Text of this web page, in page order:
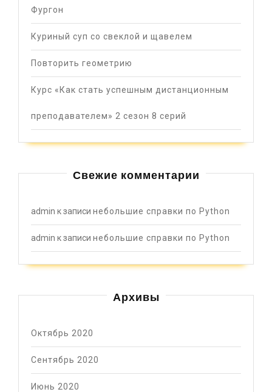
Фургон
Куриный суп со свеклой и щавелем
Повторить геометрию
Курс «Как стать успешным дистанционным
преподавателем» 2 сезон 8 серий
Свежие комментарии
admin к записи небольшие справки по Python
admin к записи небольшие справки по Python
Архивы
Октябрь 2020
Сентябрь 2020
Июнь 2020